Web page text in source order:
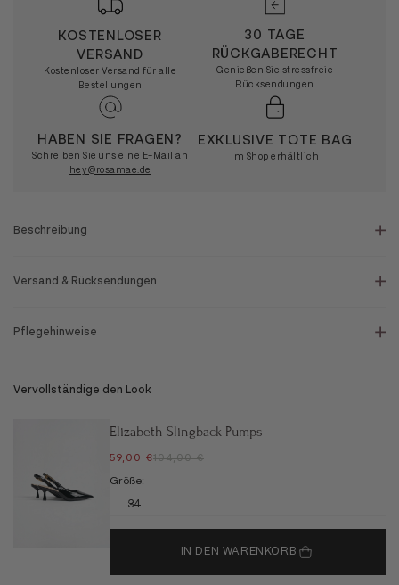
KOSTENLOSER
VERSAND
Kostenloser Versand für alle
Bestellungen
30 TAGE
RÜCKGABERECHT
Genießen Sie stressfreie
Rücksendungen
HABEN SIE FRAGEN?
Schreiben Sie uns eine E-Mail an
hey@rosamae.de
EXKLUSIVE TOTE BAG
Im Shop erhältlich
Beschreibung
Versand & Rücksendungen
Pflegehinweise
Vervollständige den Look
Elizabeth Slingback Pumps
ANGEBOT
59,00 €REGULÄRER PREIS
104,00 €
Größe:
34
IN DEN WARENKORB